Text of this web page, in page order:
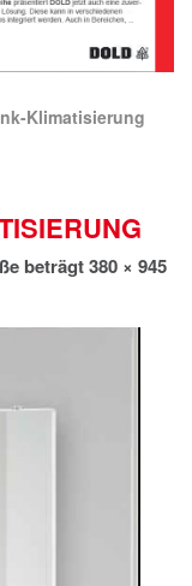
Klimatisierung
beträgt380 × 945